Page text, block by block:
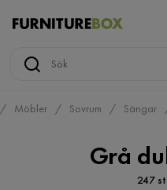
Möbler Sovrum Sängar
Grå
247